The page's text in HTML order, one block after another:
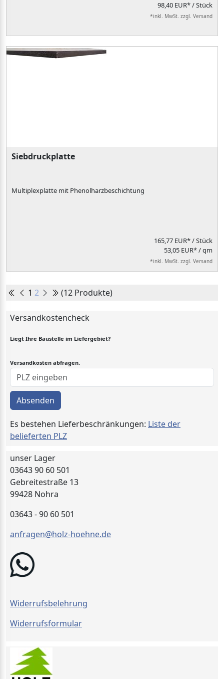
98,40 EUR*/ Stück
*inkl. MwSt. zzgl. Versand
Siebdruckplatte
Multiplexplatte mit Phenolharzbeschichtung
165,77 EUR*/ Stück
53,05 EUR* / qm
*inkl. MwSt. zzgl. Versand
1 2 (12 Produkte)
Versandkostencheck
Liegt Ihre Baustelle im Liefergebiet?
Versandkosten abfragen.
Absenden
Es bestehen Lieferbeschränkungen: Liste der
belieferten PLZ
unser Lager
03643 90 60 501
Gebreitestraße 13
99428 Nohra
03643 - 90 60 501
anfragen@holz-hoehne.de
Widerrufsbelehrung
Widerrufsformular